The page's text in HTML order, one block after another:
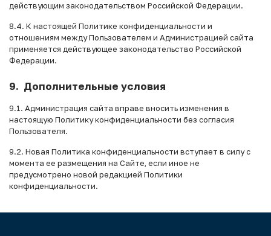
действующим законодательством Российской Федерации.
8.4. К настоящей Политике конфиденциальности и
отношениям между Пользователем и Администрацией сайта
применяется действующее законодательство Российской
Федерации.
9. Дополнительные условия
9.1. Администрация сайта вправе вносить изменения в
настоящую Политику конфиденциальности без согласия
Пользователя.
9.2. Новая Политика конфиденциальности вступает в силу с
момента ее размещения на Сайте, если иное не
предусмотрено новой редакцией Политики
конфиденциальности.